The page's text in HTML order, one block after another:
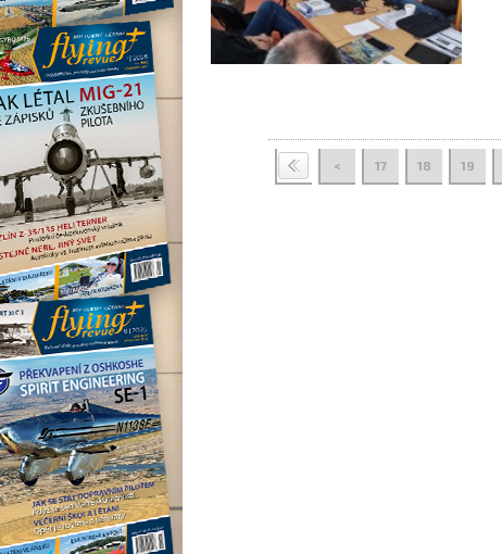
< 17 18 19